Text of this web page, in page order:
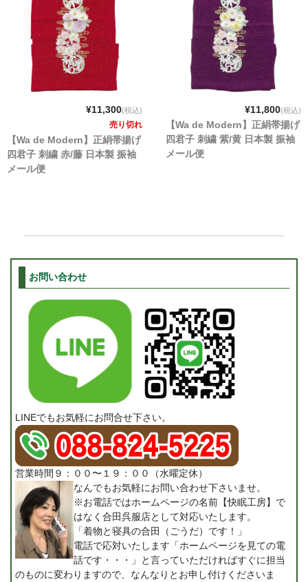
¥11,300(税込)
売り切れ
【Wa de Modern】正絹帯揚げ
四君子 刺繍 赤/藤 日本製 振袖
メール便
¥11,800(税込)
【Wa de Modern】正絹帯揚げ
四君子 刺繍 紫/黄 日本製 振袖
メール便
お問い合わせ
LINEでもお気軽にお問合せ下さい。
営業時間９：００〜１９：００（水曜定休）
なんでもお気軽にお問い合わせ下さいませ。
※お電話ではホームページの名前【快眠工房】で
はなく合田呉服店として対応いたします。
「着物と寝具の合田（ごうだ）です！」
電話で応対いたします「ホームページを見ての電
話です・・・」と言っていただければすぐに担当
のものに変わりますので、なんなりとお申し付けくださいま